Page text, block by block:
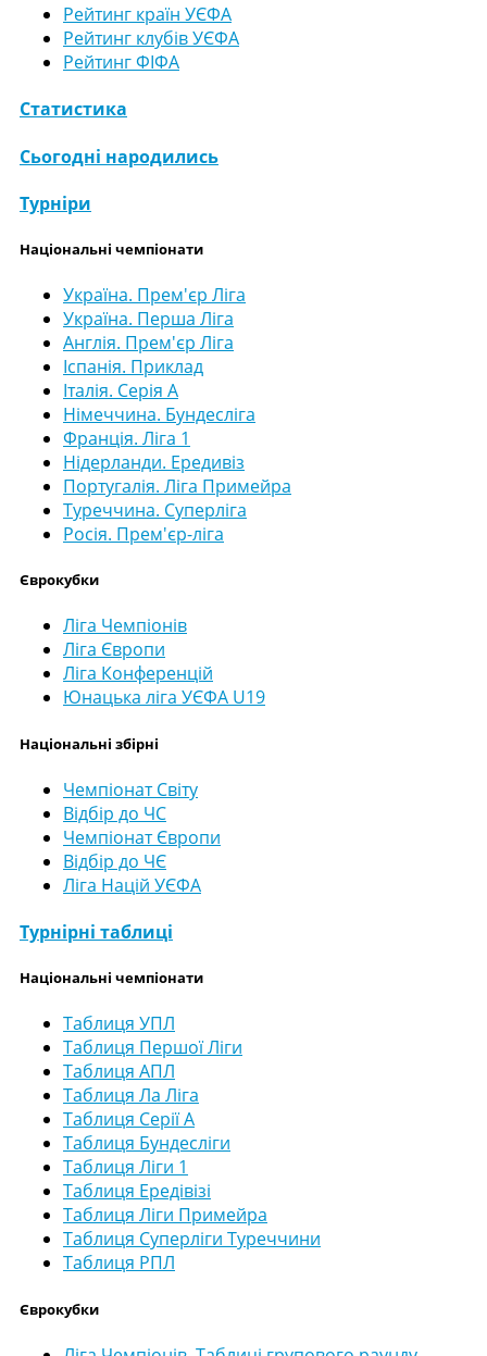
Рейтинг країн УЄФА
Рейтинг клубів УЄФА
Рейтинг ФІФА
Статистика
Сьогодні народились
Турніри
Національні чемпіонати
Україна. Прем'єр Ліга
Україна. Перша Ліга
Англія. Прем'єр Ліга
Іспанія. Приклад
Італія. Серія А
Німеччина. Бундесліга
Франція. Ліга 1
Нідерланди. Ередивіз
Португалія. Ліга Примейра
Туреччина. Суперліга
Росія. Прем'єр-ліга
Єврокубки
Ліга Чемпіонів
Ліга Європи
Ліга Конференцій
Юнацька ліга УЄФА U19
Національні збірні
Чемпіонат Світу
Відбір до ЧС
Чемпіонат Європи
Відбір до ЧЄ
Ліга Націй УЄФА
Турнірні таблиці
Національні чемпіонати
Таблиця УПЛ
Таблиця Першої Ліги
Таблиця АПЛ
Таблиця Ла Ліга
Таблиця Серії А
Таблиця Бундесліги
Таблиця Ліги 1
Таблиця Ередівізі
Таблиця Ліги Примейра
Таблиця Суперліги Туреччини
Таблиця РПЛ
Єврокубки